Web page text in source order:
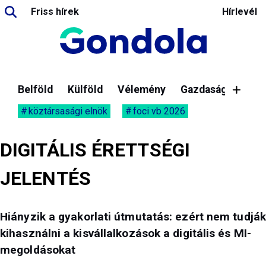
Friss hírek Hírlevél
Belföld Külföld Vélemény Gazdaság
köztársasági elnök foci vb 2026
DIGITÁLIS ÉRETTSÉGI
JELENTÉS
Hiányzik a gyakorlati útmutatás: ezért nem tudják
kihasználni a kisvállalkozások a digitális és MI-
megoldásokat